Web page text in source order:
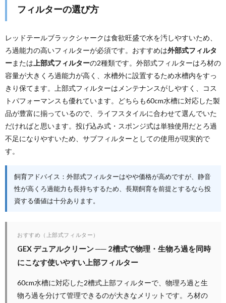
フィルターの選び方
レッドテールブラックシャークは食欲旺盛で水を汚しやすいため、
ろ過能力の高いフィルターが必須です。おすすめは外部式フィルタ
ーまたは 上部式フィルターの2種類です。外部式フィルターはろ材の
容量が大きくろ過能力が高く、水槽外に設置するため水槽内をすっ
きり保てます。上部式フィルターはメンテナンスがしやすく、コス
トパフォーマンスも優れています。どちらも60cm水槽に対応した製
品が豊富に揃っているので、ライフスタイルに合わせて選んでいた
だければと思います。投げ込み式・スポンジ式は単独使用だとろ過
不足になりやすいため、サブフィルターとしての使用が現実的で
す。
飼育アドバイス：外部式フィルターはやや価格が高めですが、静音
性が高くろ過能力も長持ちするため、長期飼育を前提とするなら投
資する価値は十分あります。
おすすめ（上部式フィルター）
GEX デュアルクリーン ── 2槽式で物理・生物ろ過を同時
にこなす使いやすい上部フィルター
60cm水槽に対応した2槽式上部フィルターで、物理ろ過と生
物ろ過を分けて管理できるのが大きなメリットです。ろ材の